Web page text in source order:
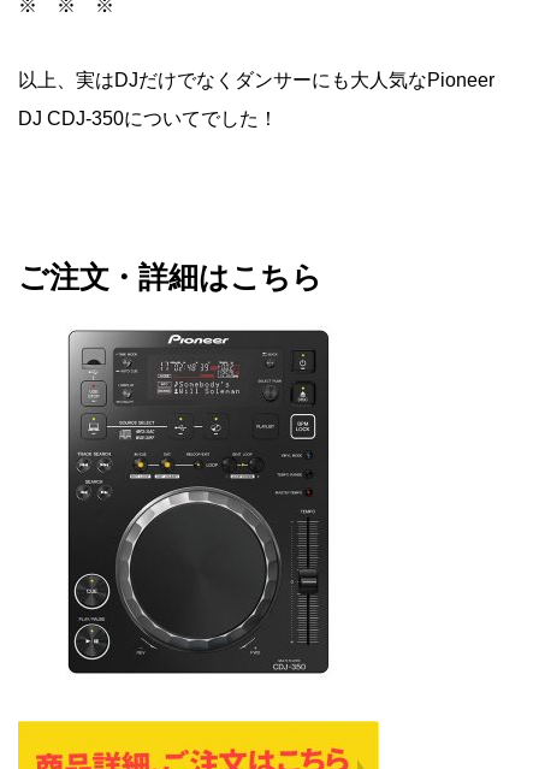
※ ※ ※
以上、実はDJだけでなくダンサーにも大人気なPioneer
DJ CDJ-350についてでした！
ご注文・詳細はこちら